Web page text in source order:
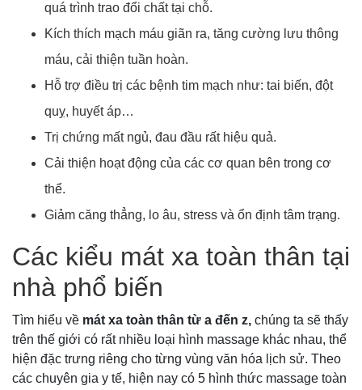
quá trình trao đổi chất tại chỗ.
Kích thích mạch máu giãn ra, tăng cường lưu thông
máu, cải thiện tuần hoàn.
Hỗ trợ điều trị các bệnh tim mạch như: tai biến, đột
quỵ, huyết áp…
Trị chứng mất ngủ, đau đầu rất hiệu quả.
Cải thiện hoạt động của các cơ quan bên trong cơ
thể.
Giảm căng thẳng, lo âu, stress và ổn định tâm trạng.
Các kiểu mát xa toàn thân tại
nhà phổ biến
Tìm hiểu về mát xa toàn thân từ a đến z, chúng ta sẽ thấy
trên thế giới có rất nhiều loại hình massage khác nhau, thể
hiện đặc trưng riêng cho từng vùng văn hóa lịch sử. Theo
các chuyên gia y tế, hiện nay có 5 hình thức massage toàn